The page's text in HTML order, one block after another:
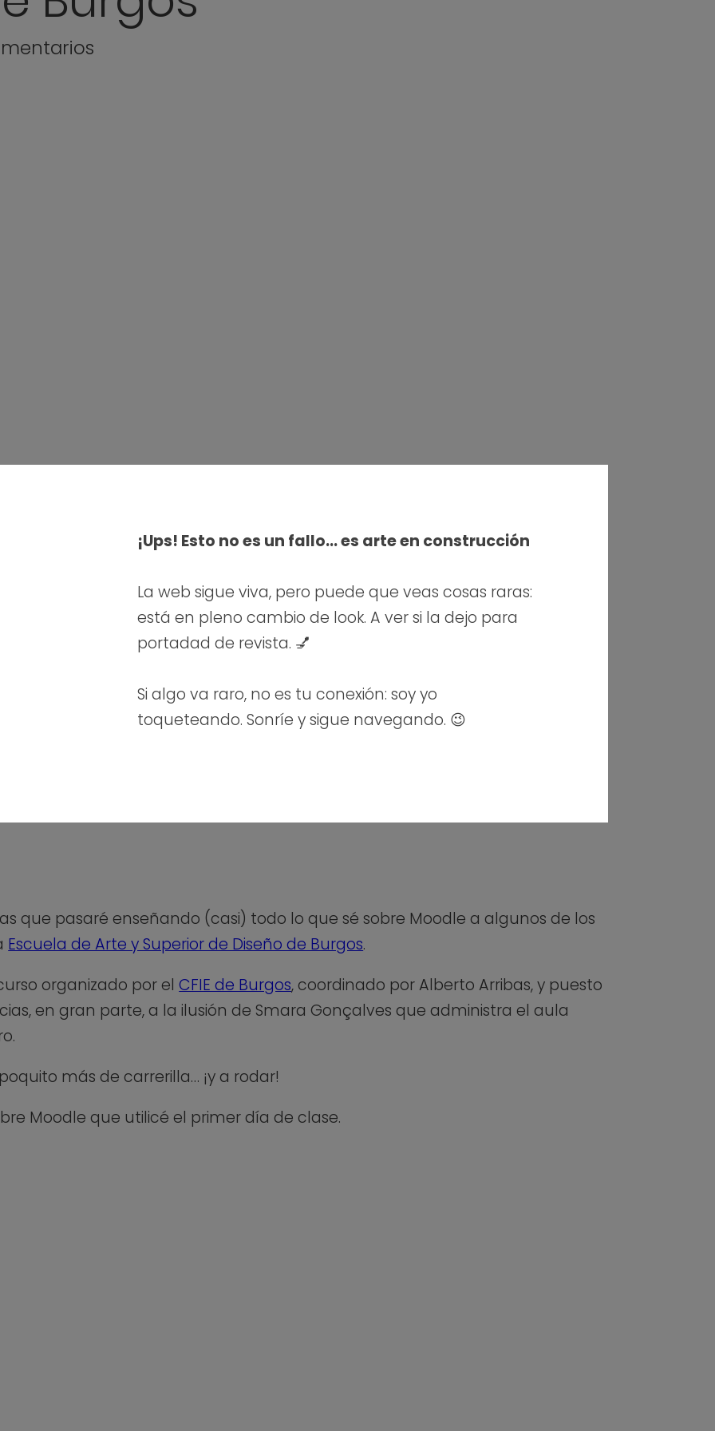
que pasaré enseñando (casi) todo lo que sé sobre Moodle a algunos de los
Escuela de Arte y Superior de Diseño de Burgos.
organizado por elCFIE de Burgos, coordinado por Alberto Arribas, y puesto
en gran parte, a la ilusión de Smara Gonçalves que administra el aula
más de carrerilla… ¡y a rodar!
Moodle que utilicé el primer día de clase.
¡Ups! Esto no es un fallo… es arte en construcción
La web sigue viva, pero puede que veas cosas raras:
está en pleno cambio de look. A ver si la dejo para
portadad de revista. 💅
Si algo va raro, no es tu conexión: soy yo
toqueteando. Sonríe y sigue navegando. 😉